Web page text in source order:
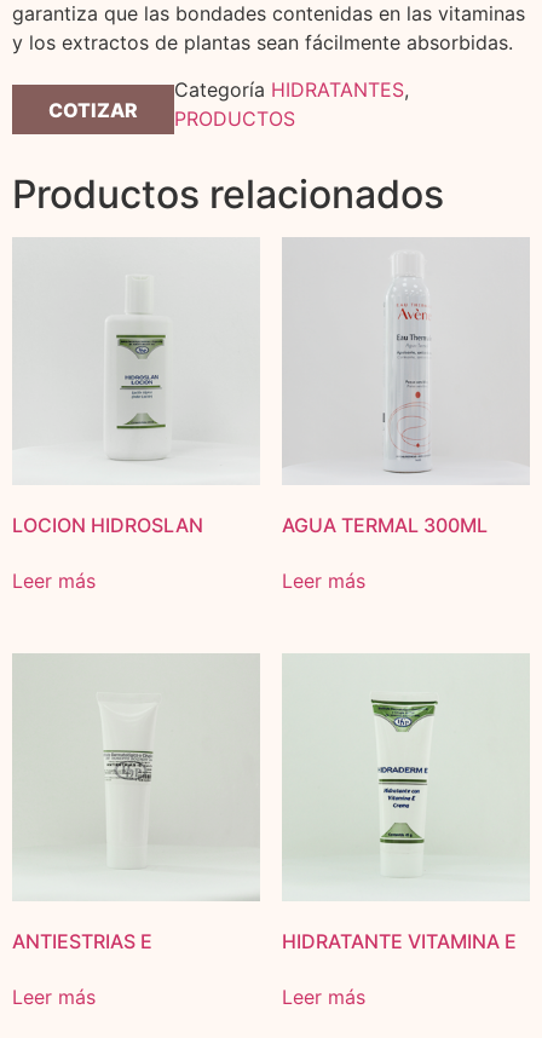
garantiza que las bondades contenidas en las vitaminas
y los extractos de plantas sean fácilmente absorbidas.
COTIZAR
Categoría HIDRATANTES,
PRODUCTOS
Productos relacionados
LOCION HIDROSLAN
Leer más
AGUA TERMAL 300ML
Leer más
ANTIESTRIAS E
Leer más
HIDRATANTE VITAMINA E
Leer más